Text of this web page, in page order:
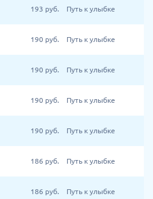
193 руб. Путь к улыбке
190 руб. Путь к улыбке
190 руб. Путь к улыбке
190 руб. Путь к улыбке
190 руб. Путь к улыбке
186 руб. Путь к улыбке
186 руб. Путь к улыбке